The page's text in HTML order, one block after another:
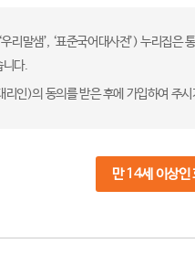
리말샘’, ‘표준국어대사전’) 누리집
니다.
인)의 동의를 받은 후에 가입하여 주
만 14세 이상인